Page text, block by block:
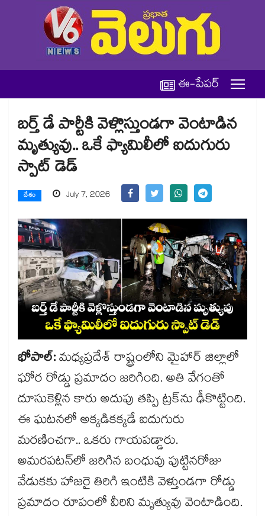
ఈ-పేపర్
బర్త్ డే పార్టీకి వెళ్లొస్తుండగా వెంటాడిన
మృత్యువు.. ఒకే ఫ్యామిలీలో ఐదుగురు
స్పాట్ డెడ్
దేశం July 7, 2026
భోపాల్:మధ్యప్రదేశ్ రాష్ట్రంలోని మైహార్ జిల్లాలో
ఘోర రోడ్డు ప్రమాదం జరిగింది. అతి వేగంతో
దూసుకెళ్లిన కారు అదుపు తప్పి ట్రక్‎ను ఢీకొట్టింది.
ఈ ఘటనలో అక్కడికక్కడే ఐదుగురు
మరణించగా.. ఒకరు గాయపడ్డారు.
అమరపటన్‌లో జరిగిన బంధువు పుట్టినరోజు
వేడుకకు హాజరై తిరిగి ఇంటికి వెళ్తుండగా రోడ్డు
ప్రమాదం రూపంలో వీరిని మృత్యువు వెంటాడింది.